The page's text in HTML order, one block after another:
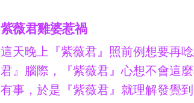
紫薇君雞婆惹禍
這天晚上『紫薇君』照前例想要再
君』腦際，『紫薇君』心想不會這
有事，於是『紫薇君』就理解發覺